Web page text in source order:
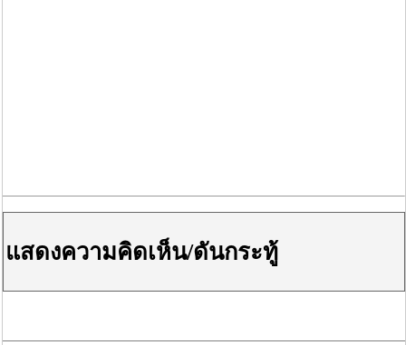
E-mail:owatdesign@hotmail.com
http://www.owat.co.th/
แสดงความคิดเห็น/ดันกระทู้